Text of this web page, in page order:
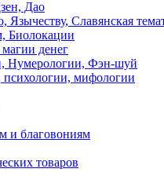
Дао
Славянская
Биолокации
денег
Нумерологии, Фэн-шуй
мифологии
и благовониям
товаров